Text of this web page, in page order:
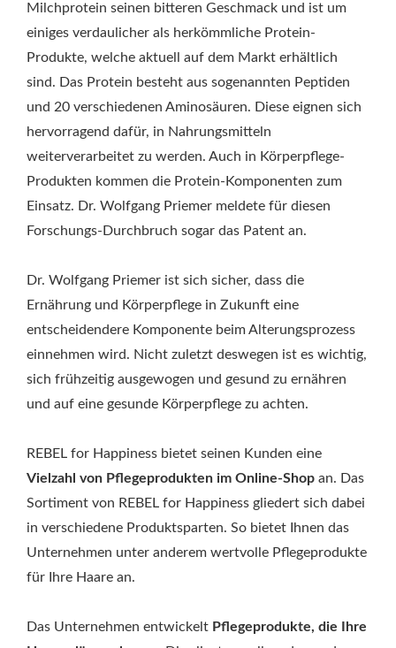
Milchprotein seinen bitteren Geschmack und ist um
einiges verdaulicher als herkömmliche Protein-
Produkte, welche aktuell auf dem Markt erhältlich
sind. Das Protein besteht aus sogenannten Peptiden
und 20 verschiedenen Aminosäuren. Diese eignen sich
hervorragend dafür, in Nahrungsmitteln
weiterverarbeitet zu werden. Auch in Körperpflege-
Produkten kommen die Protein-Komponenten zum
Einsatz. Dr. Wolfgang Priemer meldete für diesen
Forschungs-Durchbruch sogar das Patent an.
Dr. Wolfgang Priemer ist sich sicher, dass die
Ernährung und Körperpflege in Zukunft eine
entscheidendere Komponente beim Alterungsprozess
einnehmen wird. Nicht zuletzt deswegen ist es wichtig,
sich frühzeitig ausgewogen und gesund zu ernähren
und auf eine gesunde Körperpflege zu achten.
REBEL for Happiness bietet seinen Kunden eine
Vielzahl von Pflegeprodukten im Online-Shop an. Das
Sortiment von REBEL for Happiness gliedert sich dabei
in verschiedene Produktsparten. So bietet Ihnen das
Unternehmen unter anderem wertvolle Pflegeprodukte
für Ihre Haare an.
Das Unternehmen entwickelt Pflegeprodukte, die Ihre